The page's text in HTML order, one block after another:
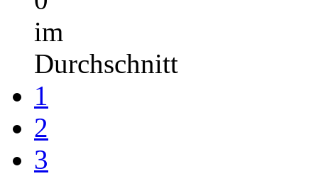
im
Durchschnitt
1
2
3